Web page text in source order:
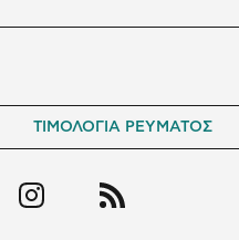
ΤΙΜΟΛΟΓΙΑ ΡΕΥΜΑΤΟΣ